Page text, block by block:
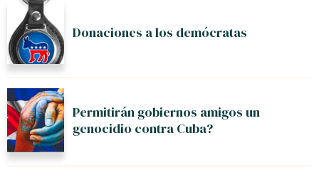
Donaciones a los demócratas
Permitirán gobiernos amigos un
genocidio contra Cuba?